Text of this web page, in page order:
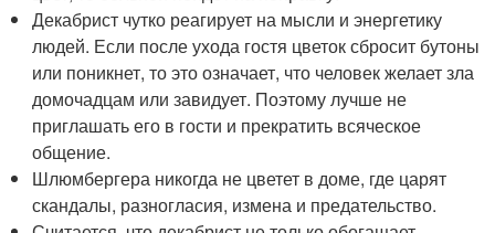
Декабрист чутко реагирует на мысли и энергетику
людей. Если после ухода гостя цветок сбросит бутоны
или поникнет, то это означает, что человек желает зла
домочадцам или завидует. Поэтому лучше не
приглашать его в гости и прекратить всяческое
общение.
Шлюмбергера никогда не цветет в доме, где царят
скандалы, разногласия, измена и предательство.